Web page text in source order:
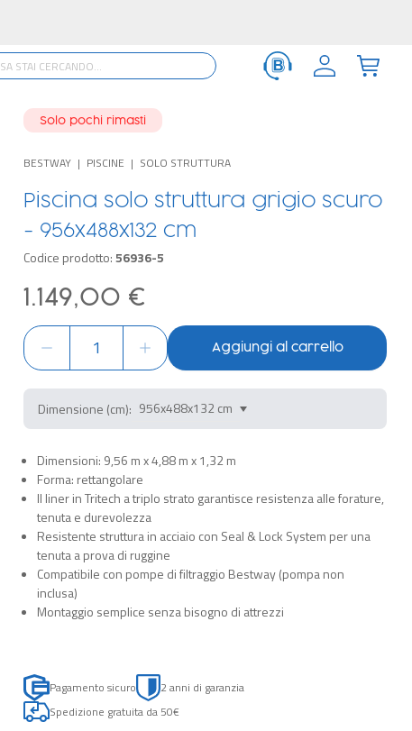
Solo pochi rimasti
BESTWAY PISCINE SOLO STRUTTURA
Piscina solo struttura grigio scuro
- 956x488x132 cm
Codice prodotto:56936-5
1.149,00 €
Aggiungi al carrello
Dimensione (cm):
Dimensioni: 9,56 m x 4,88 m x 1,32 m
Forma: rettangolare
Il liner in Tritech a triplo strato garantisce resistenza alle forature,
tenuta e durevolezza
Resistente struttura in acciaio con Seal & Lock System per una
tenuta a prova di ruggine
Compatibile con pompe di filtraggio Bestway (pompa non
inclusa)
Montaggio semplice senza bisogno di attrezzi
Pagamento sicuro
2 anni di garanzia
Spedizione gratuita da 50€